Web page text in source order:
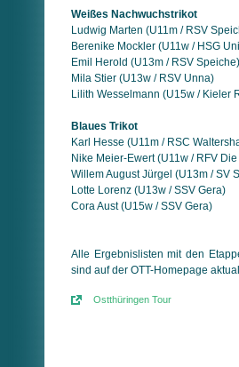
Weißes Nachwuchstrikot
Ludwig Marten (U11m / RSV
Berenike Mockler (U11w / HSG
Emil Herold (U13m / RSV Speiche)
Mila Stier (U13w / RSV Unna)
Lilith Wesselmann (U15w / Kieler
Blaues Trikot
Karl Hesse (U11m / RSC
Nike Meier-Ewert (U11w / RFV
Willem August Jürgel (U13m / SV
Lotte Lorenz (U13w / SSV Gera)
Cora Aust (U15w / SSV Gera)
Alle Ergebnislisten mit den
sind auf der OTT-Homepage
Ostthüringen Tour